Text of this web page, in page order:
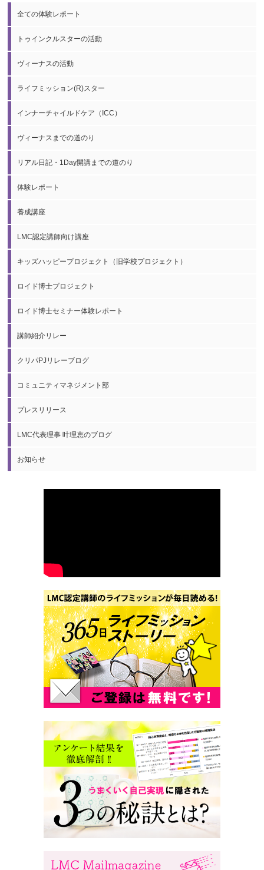
全ての体験レポート
トゥインクルスターの活動
ヴィーナスの活動
ライフミッション(R)スター
インナーチャイルドケア（ICC）
ヴィーナスまでの道のり
リアル日記・1Day開講までの道のり
体験レポート
養成講座
LMC認定講師向け講座
キッズハッピープロジェクト（旧学校プロジェクト）
ロイド博士プロジェクト
ロイド博士セミナー体験レポート
講師紹介リレー
クリパPJリレーブログ
コミュニティマネジメント部
プレスリリース
LMC代表理事 叶理恵のブログ
お知らせ